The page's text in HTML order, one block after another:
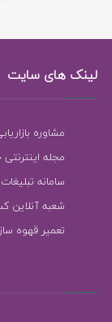
لینک های سایت
مشاوره
مجله
سامانه
شعبه آنلاین
تعمیر قهوه